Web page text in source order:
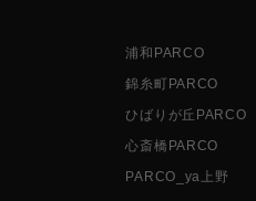
浦和PARCO
錦糸町PARCO
ひばりが丘PARCO
心斎橋PARCO
PARCO_ya上野